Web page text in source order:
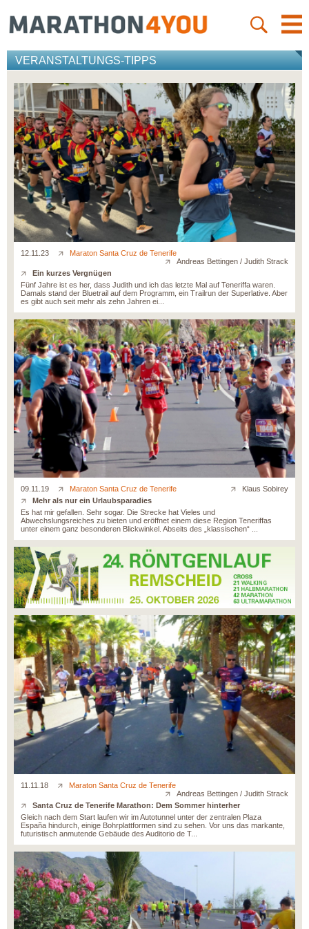
VERANSTALTUNGS-TIPPS
12.11.23
Maraton Santa Cruz de Tenerife
Andreas Bettingen / Judith Strack
Ein kurzes Vergnügen
Fünf Jahre ist es her, dass Judith und ich das letzte Mal auf Teneriffa waren.
Damals stand der Bluetrail auf dem Programm, ein Trailrun der Superlative. Aber
es gibt auch seit mehr als zehn Jahren ei...
09.11.19 Maraton Santa Cruz de Tenerife
Klaus Sobirey
Mehr als nur ein Urlaubsparadies
Es hat mir gefallen. Sehr sogar. Die Strecke hat Vieles und
Abwechslungsreiches zu bieten und eröffnet einem diese Region Teneriffas
unter einem ganz besonderen Blickwinkel. Abseits des „klassischen“ ...
11.11.18
Maraton Santa Cruz de Tenerife
Andreas Bettingen / Judith Strack
Santa Cruz de Tenerife Marathon: Dem Sommer hinterher
Gleich nach dem Start laufen wir im Autotunnel unter der zentralen Plaza
España hindurch, einige Bohrplattformen sind zu sehen. Vor uns das markante,
futuristisch anmutende Gebäude des Auditorio de T...